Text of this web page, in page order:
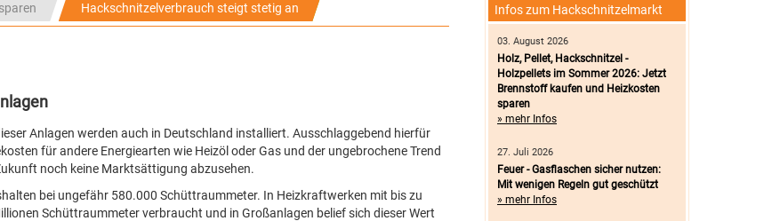
Hackschnitzelverbrauch steigt stetig an
Anlagen werden auch in Deutschland installiert. Ausschlaggebend hierfür
für andere Energiearten wie Heizöl oder Gas und der ungebrochene Trend
noch keine Marktsättigung abzusehen.
bei ungefähr 580.000 Schüttraummeter. In Heizkraftwerken mit bis zu
Schüttraummeter verbraucht und in Großanlagen belief sich dieser Wert
Infos zum Hackschnitzelmarkt
03. August 2026
Holz, Pellet, Hackschnitzel -
Holzpellets im Sommer 2026: Jetzt
Brennstoff kaufen und Heizkosten
sparen
» mehr Infos
27. Juli 2026
Feuer - Gasflaschen sicher nutzen:
Mit wenigen Regeln gut geschützt
» mehr Infos